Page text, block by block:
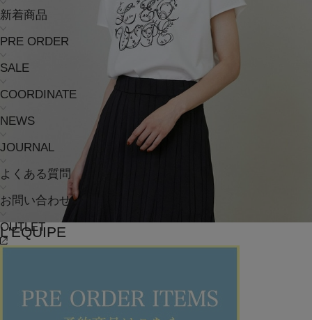
新着商品
PRE ORDER
SALE
COORDINATE
NEWS
JOURNAL
よくある質問
お問い合わせ
OUTLET
L'EQUIPE
Tシャツ(てぃーしゃつ) /